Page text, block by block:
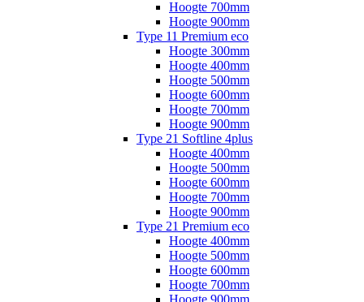
Hoogte 700mm
Hoogte 900mm
Type 11 Premium eco
Hoogte 300mm
Hoogte 400mm
Hoogte 500mm
Hoogte 600mm
Hoogte 700mm
Hoogte 900mm
Type 21 Softline 4plus
Hoogte 400mm
Hoogte 500mm
Hoogte 600mm
Hoogte 700mm
Hoogte 900mm
Type 21 Premium eco
Hoogte 400mm
Hoogte 500mm
Hoogte 600mm
Hoogte 700mm
Hoogte 900mm